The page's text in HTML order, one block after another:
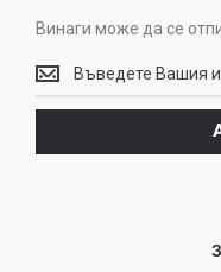
Винаги може да се
Винаги
може
да
отпишете!